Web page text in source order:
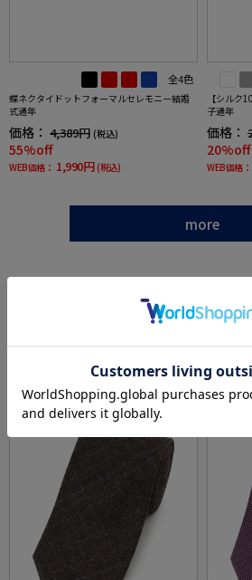
全4色
蝶ネクタイドットフォーマルセレモニー結婚
式通年
価格： 4,389円 (税込)
55%off
WEB価格： 1,990円 (税込)
【シルク
子通年
価格：
20%off
WEB価格：
more
あなたへのおす
RECOMMEND